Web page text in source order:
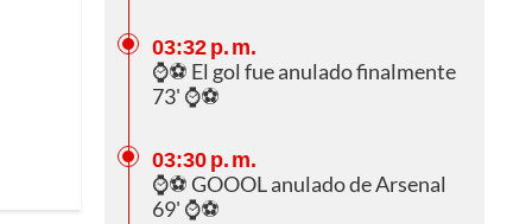
03:32 p. m.
⌚⚽ El gol fue anulado finalmente
73' ⌚⚽
03:30 p. m.
⌚⚽ GOOOL anulado de Arsenal
69' ⌚⚽